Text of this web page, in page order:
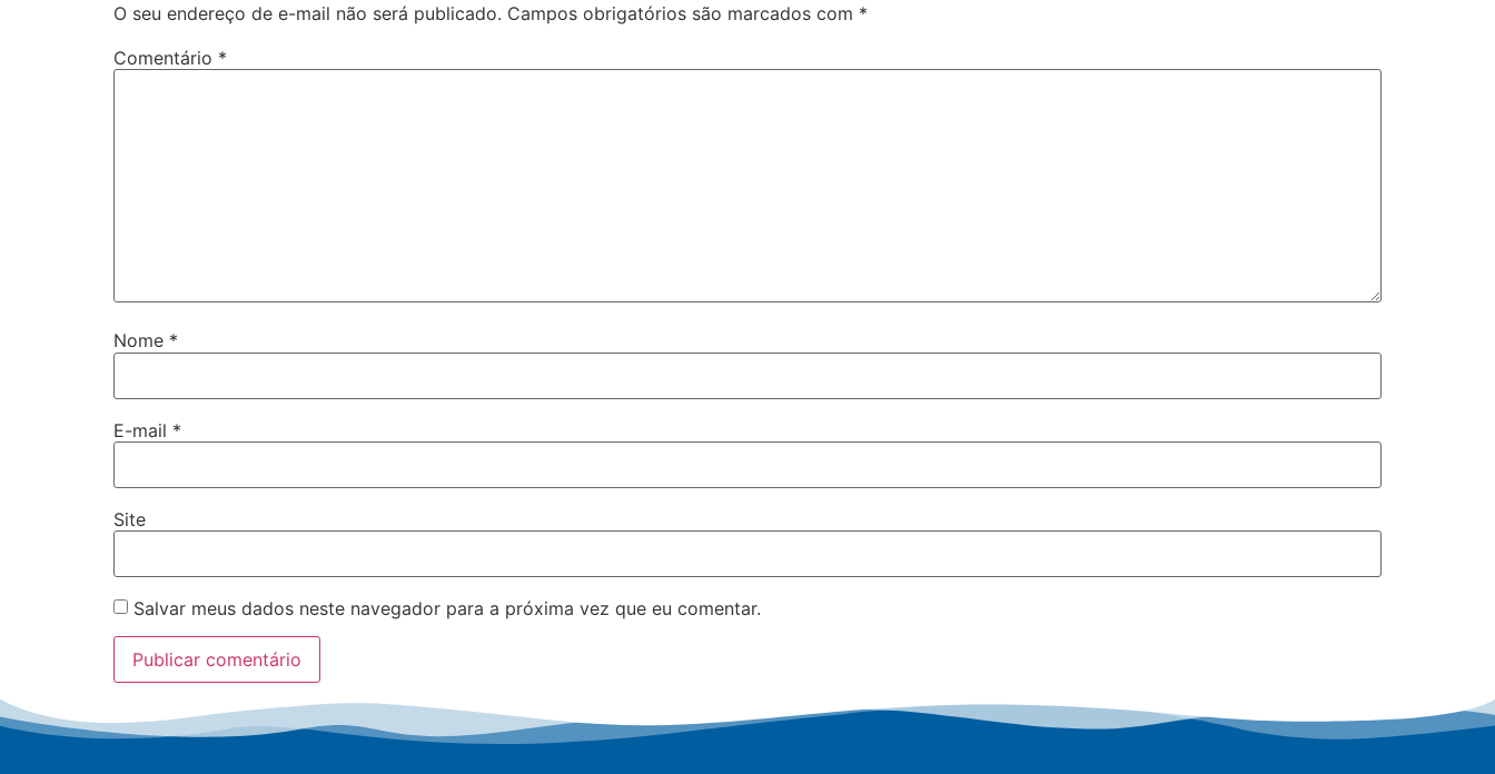
O seu endereço de e-mail não será publicado. Campos obrigatórios são marcados com *
Comentário *
Nome *
E-mail *
Site
Salvar meus dados neste navegador para a próxima vez que eu comentar.